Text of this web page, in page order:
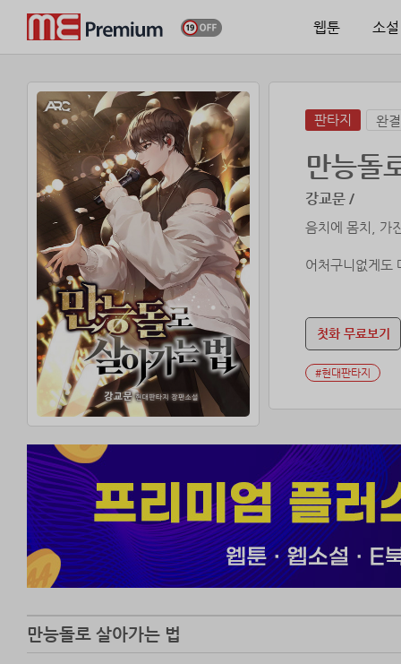
웹툰 소설
판타지 완결
만능돌
강교문 /
음치에 몸치, 가
어처구니없게도
그리고… 노래는
첫화 무료보기
#현대판타지
만능돌로 살아가는 법